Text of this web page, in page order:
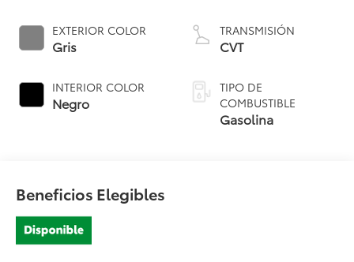
EXTERIOR COLOR
Gris
INTERIOR COLOR
Negro
TRANSMISIÓN
CVT
TIPO DE
COMBUSTIBLE
Gasolina
Beneficios Elegibles